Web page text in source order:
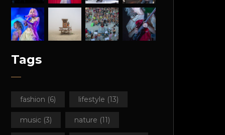
Tags
fashion (6) lifestyle (13)
music (3) nature (11)